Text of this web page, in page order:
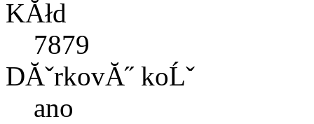
KĂłd
7879
DĂˇrkovĂ˝ koĹˇ
ano